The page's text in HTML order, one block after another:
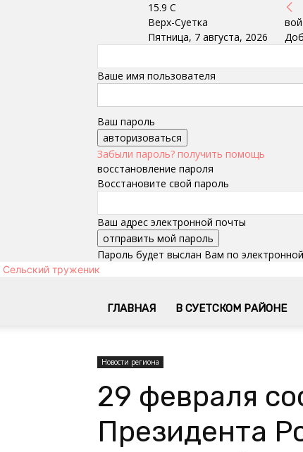
15.9 C
Верх-Суетка
Пятница, 7 августа, 2026
Ваше имя пользователя
Ваш пароль
Забыли пароль? получить помощь
восстановление пароля
Восстановите свой пароль
Ваш адрес электронной почты
Пароль будет выслан Вам по
Сельский труженик
ГЛАВНАЯ В СУЕТСКОМ РАЙОНЕ
Новости региона
29 февраля
Президента